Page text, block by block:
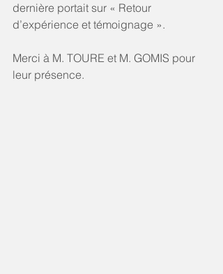
dernière portait sur « Retour
d’expérience et témoignage ».
Merci à M. TOURE et M. GOMIS pour
leur présence.